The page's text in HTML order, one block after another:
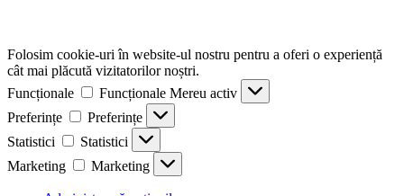
Folosim cookie-uri în website-ul nostru pentru a oferi o experiență
cât mai plăcută vizitatorilor noștri.
Funcționale
Funcționale Mereu activ
Preferințe
Preferințe
Statistici
Statistici
Marketing
Marketing